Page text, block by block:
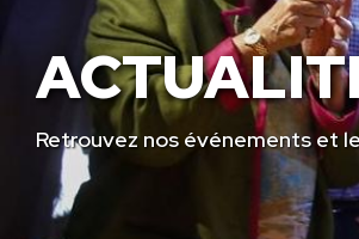
Retrouvez nos événements et